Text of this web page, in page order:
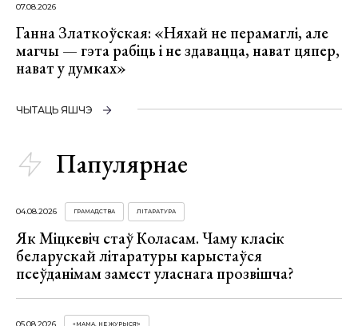
07.08.2026
Ганна Златкоўская: «Няхай не перамаглі, але
магчы — гэта рабіць і не здавацца, нават цяпер,
нават у думках»
ЧЫТАЦЬ ЯШЧЭ
Папулярнае
04.08.2026 ГРАМАДСТВА ЛІТАРАТУРА
Як Міцкевіч стаў Коласам. Чаму класік
беларускай літаратуры карыстаўся
псеўданімам замест уласнага прозвішча?
«МАМА, НЕ ЖУРЫСЯ!»